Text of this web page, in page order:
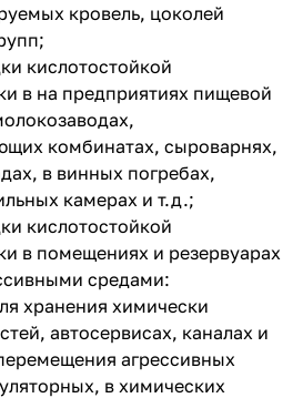
кровель, цоколей
кислотостойкой
в на предприятиях пищевой
комбинатах, сыроварнях,
в винных погребах,
камерах и т.д.;
кислотостойкой
в помещениях и резервуарах
средами:
хранения химически
автосервисах, каналах и
агрессивных
в химических